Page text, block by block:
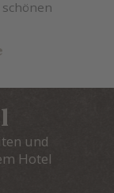
und
Hotel